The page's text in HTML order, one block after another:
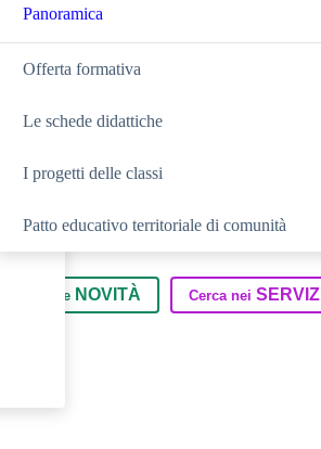
eventi
2025-27
Panoramica
Offerta formativa
Le schede didattiche
I progetti delle classi
Patto educativo territoriale di comunità
Cerca tra le NOVITÀ Cerca nei SERVIZI